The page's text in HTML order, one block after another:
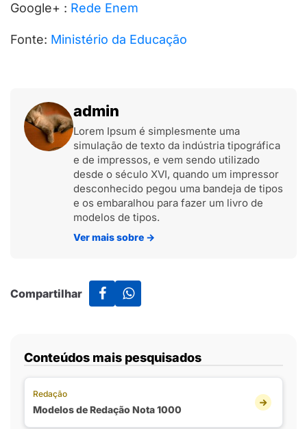
Google+ : Rede Enem
Fonte: Ministério da Educação
admin
Lorem Ipsum é simplesmente uma
simulação de texto da indústria tipográfica
e de impressos, e vem sendo utilizado
desde o século XVI, quando um impressor
desconhecido pegou uma bandeja de tipos
e os embaralhou para fazer um livro de
modelos de tipos.
Ver mais sobre →
Compartilhar
Conteúdos mais pesquisados
Redação
Modelos de Redação Nota 1000